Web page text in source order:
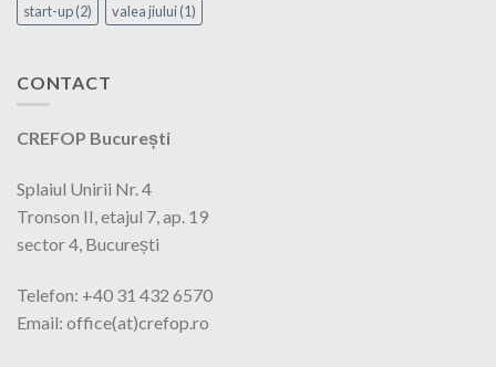
start-up(2) valea jiului(1)
CONTACT
CREFOP București
Splaiul Unirii Nr. 4
Tronson II, etajul 7, ap. 19
sector 4, București
Telefon: +40 31 432 6570
Email: office(at)crefop.ro